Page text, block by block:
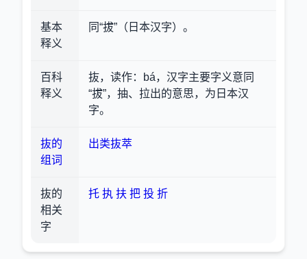
基本
释义
同“拔”（日本汉字）。
百科
释义
抜，读作：bá，汉字主要字义意同
“拔”，抽、拉出的意思，为日本汉
字。
抜的
组词
出类抜萃
抜的
相关
字
托 执 扶 把 投 折